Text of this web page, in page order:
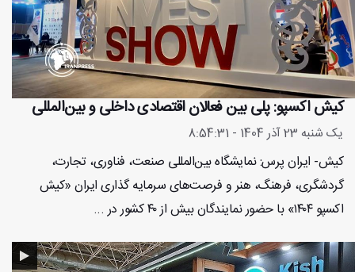
کیش اکسپو: پلی بین فعالان اقتصادی داخلی و بین‌المللی
یک شنبه 23 آذر 1404 - 8:54:31
کیش- ایران پرس: نمایشگاه بین‌المللی صنعت، فناوری، تجارت،
گردشگری، فرهنگ، هنر و فرصت‌های سرمایه گذاری ایران «کیش
اکسپو ۱۴۰۴» با حضور نمایندگان بیش از ۴۰ کشور در ...